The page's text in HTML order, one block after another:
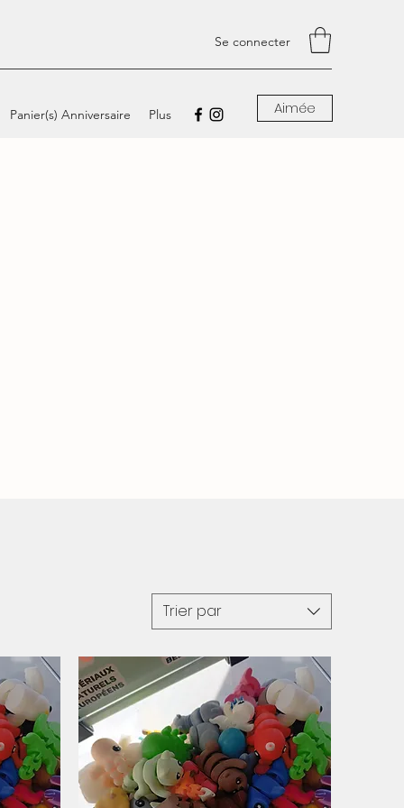
Se connecter
Panier(s) Anniversaire Plus Aimée
Trier par